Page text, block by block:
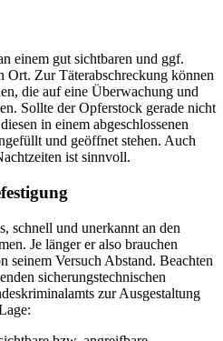
einem gut sichtbaren und ggf.
Ort. Zur Täterabschreckung können
die auf eine Überwachung und
Sollte der Opferstock gerade nicht
in einem abgeschlossenen
und geöffnet stehen. Auch
ist sinnvoll.
schnell und unerkannt an den
Je länger er also brauchen
seinem Versuch Abstand. Beachten
sicherungstechnischen
zur Ausgestaltung